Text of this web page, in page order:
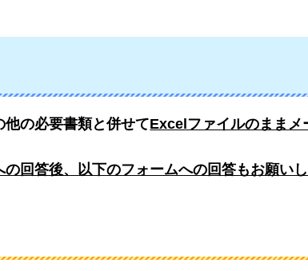
の必要書類と併せてExcelファイルのままメ
の回答後、以下のフォームへの回答もお願いし